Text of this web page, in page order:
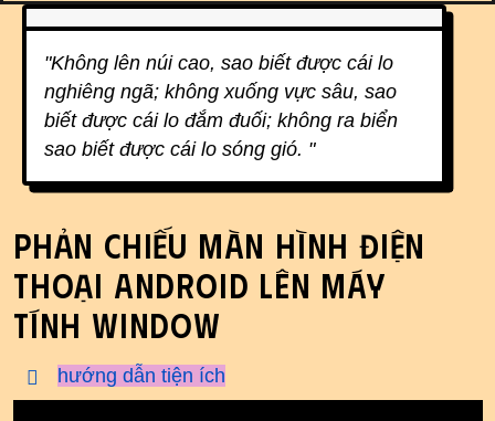
Related content
"Không lên núi cao, sao biết được cái lo
nghiêng ngã; không xuống vực sâu, sao
biết được cái lo đắm đuối; không ra biển
sao biết được cái lo sóng gió. "
Phản chiếu màn hình điện
thoại Android lên máy
tính Window
hướng dẫn tiện ích